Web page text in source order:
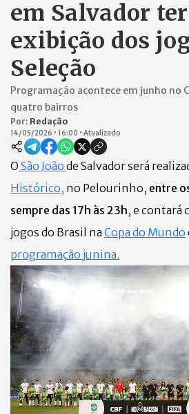
em Salvador
exibição dos
Seleção
Programação acontece em junho no
quatro bairros
Por: Redação
14/05/2026 • 16:00 • Atualizado
O São João de Salvador será
Histórico, no Pelourinho, entre
sempre das 17h às 23h, e contará
jogos do Brasil na Copa do Mundo
programação junina.